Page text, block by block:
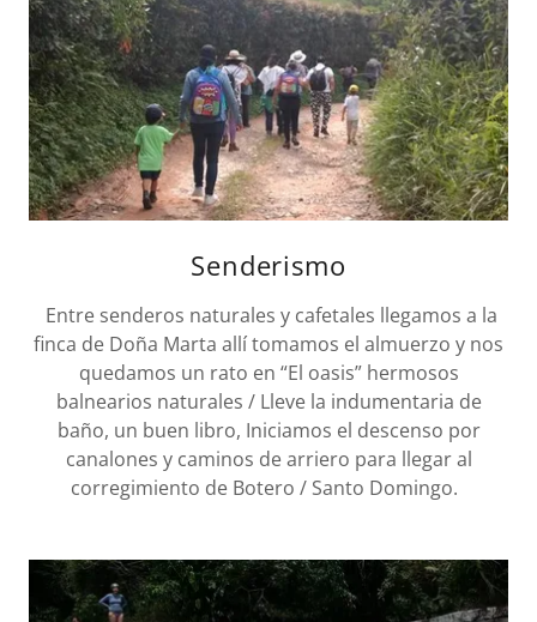
Senderismo
Entre senderos naturales y cafetales llegamos a la
finca de Doña Marta allí tomamos el almuerzo y nos
quedamos un rato en “El oasis” hermosos
balnearios naturales / Lleve la indumentaria de
baño, un buen libro, Iniciamos el descenso por
canalones y caminos de arriero para llegar al
corregimiento de Botero / Santo Domingo. ​